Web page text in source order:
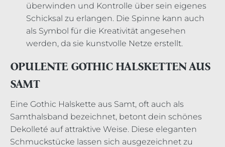
überwinden und Kontrolle über sein eigenes
Schicksal zu erlangen. Die Spinne kann auch
als Symbol für die Kreativität angesehen
werden, da sie kunstvolle Netze erstellt.
OPULENTE GOTHIC HALSKETTEN AUS
SAMT
Eine Gothic Halskette aus Samt, oft auch als
Samthalsband bezeichnet, betont dein schönes
Dekolleté auf attraktive Weise. Diese eleganten
Schmuckstücke lassen sich ausgezeichnet zu